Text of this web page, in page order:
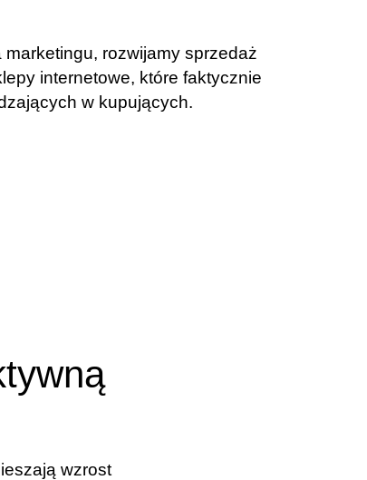
marketingu, rozwijamy sprzedaż
internetowe, które faktycznie
w kupujących.
wzrost